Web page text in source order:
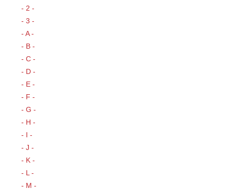
- 2 -
- 3 -
- A -
- B -
- C -
- D -
- E -
- F -
- G -
- H -
- I -
- J -
- K -
- L -
- M -